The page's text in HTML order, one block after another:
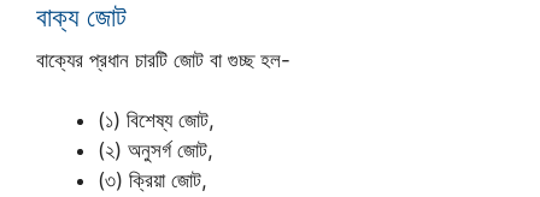
বাক্য জোট
বাক্যের প্রধান চারটি জোট বা গুচ্ছ হল-
(১) বিশেষ্য জোট,
(২) অনুসর্গ জোট,
(৩) ক্রিয়া জোট,